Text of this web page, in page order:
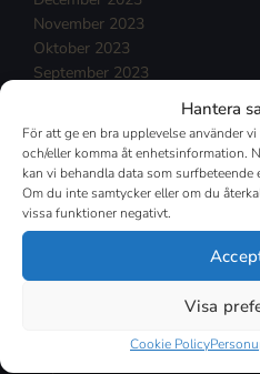
Hantera
För att ge en bra upplevelse använder
och/eller komma åt enhetsinformation.
kan vi behandla data som
Om du inte samtycker eller om du
vissa funktioner negativt.
Visa
Cookie Policy
November 2023
Oktober 2023
September 2023
Juni 2023
Maj 2023
April 2023
Mars 2023